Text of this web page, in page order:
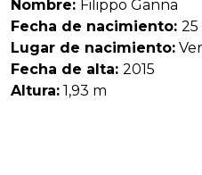
Nombre: Filippo Ganna
Fecha de nacimiento: 25
Lugar de nacimiento:
Fecha de alta: 2015
Altura: 1,93 m